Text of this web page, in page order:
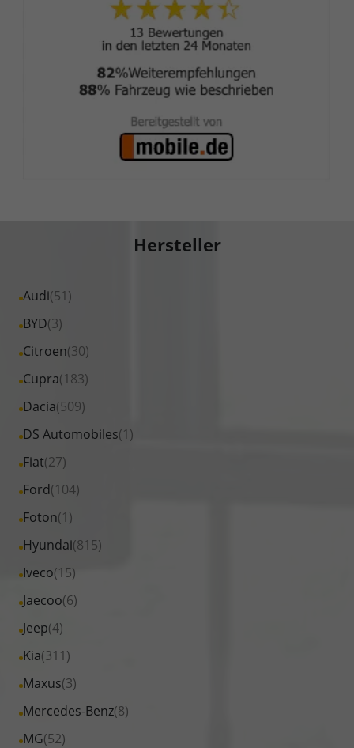
Hersteller
Audi(51)
Alle
Fahrzeuge
Audi
anzeigen
BYD(3)
Alle
Fahrzeuge
BYD
anzeigen
Citroen(30)
Alle
Fahrzeuge
Citroen
anzeigen
Cupra(183)
Alle
Fahrzeuge
Cupra
anzeigen
Dacia(509)
Alle
Fahrzeuge
Dacia
anzeigen
DS Automobiles(1)
Alle
Fahrzeuge
DS
Automobiles
anzeigen
Fiat(27)
Alle
Fahrzeuge
Fiat
anzeigen
Ford(104)
Alle
Fahrzeuge
Ford
anzeigen
Foton(1)
Alle
Fahrzeuge
Foton
anzeigen
Hyundai(815)
Alle
Fahrzeuge
Hyundai
anzeigen
Iveco(15)
Alle
Fahrzeuge
Iveco
anzeigen
Jaecoo(6)
Alle
Fahrzeuge
Jaecoo
anzeigen
Jeep(4)
Alle
Fahrzeuge
Jeep
anzeigen
Kia(311)
Alle
Fahrzeuge
Kia
anzeigen
Maxus(3)
Alle
Fahrzeuge
Mercedes-Benz(8)
Alle
Fahrzeuge
MG(52)
Alle